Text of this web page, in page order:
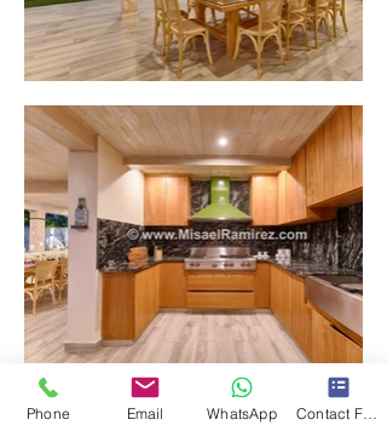
Phone Email WhatsApp Contact Form